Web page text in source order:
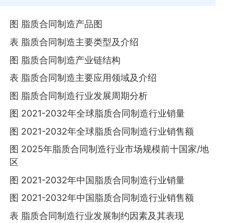
图 脂质合同制造产品图
表 脂质合同制造主要类型及介绍
图 脂质合同制造产业链结构
表 脂质合同制造主要应用领域及介绍
图 脂质合同制造行业发展周期分析
图 2021-2032年全球脂质合同制造行业销量
图 2021-2032年全球脂质合同制造行业销售额
图 2025年脂质合同制造行业市场规模前十国家/地
区
图 2021-2032年中国脂质合同制造行业销量
图 2021-2032年中国脂质合同制造行业销售额
表 脂质合同制造行业发展制约因素及其表现